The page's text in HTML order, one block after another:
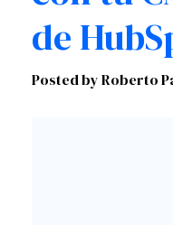
de
Posted by Roberto